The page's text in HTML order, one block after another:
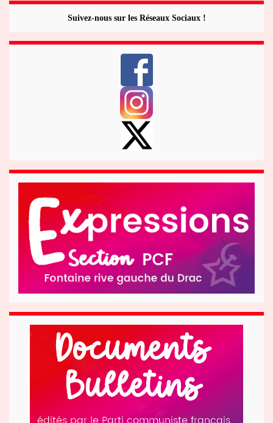
Suivez-nous sur les Réseaux Sociaux !